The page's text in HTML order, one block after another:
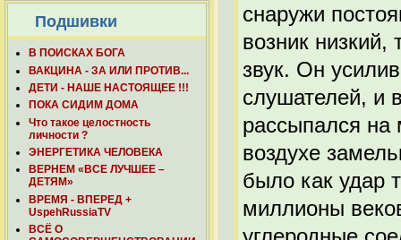
Подшивки
В ПОИСКАХ БОГА
ВАКЦИНА - ЗА ИЛИ ПРОТИВ...
ДЕТИ - НАШЕ НАСТОЯЩЕЕ !!!
ПОКА СИДИМ ДОМА
Что такое целостность
личности ?
ЭНЕРГЕТИКА ЧЕЛОВЕКА
ВЕРНЕМ «ВСЕ ЛУЧШЕЕ –
ДЕТЯМ»
ВРЕМЯ - ВПЕРЕД +
UspehRussiaTV
ВСЁ О
снаружи
возник низкий,
звук. Он
слушателей, и
рассыпался на
воздухе
было как удар
миллионы